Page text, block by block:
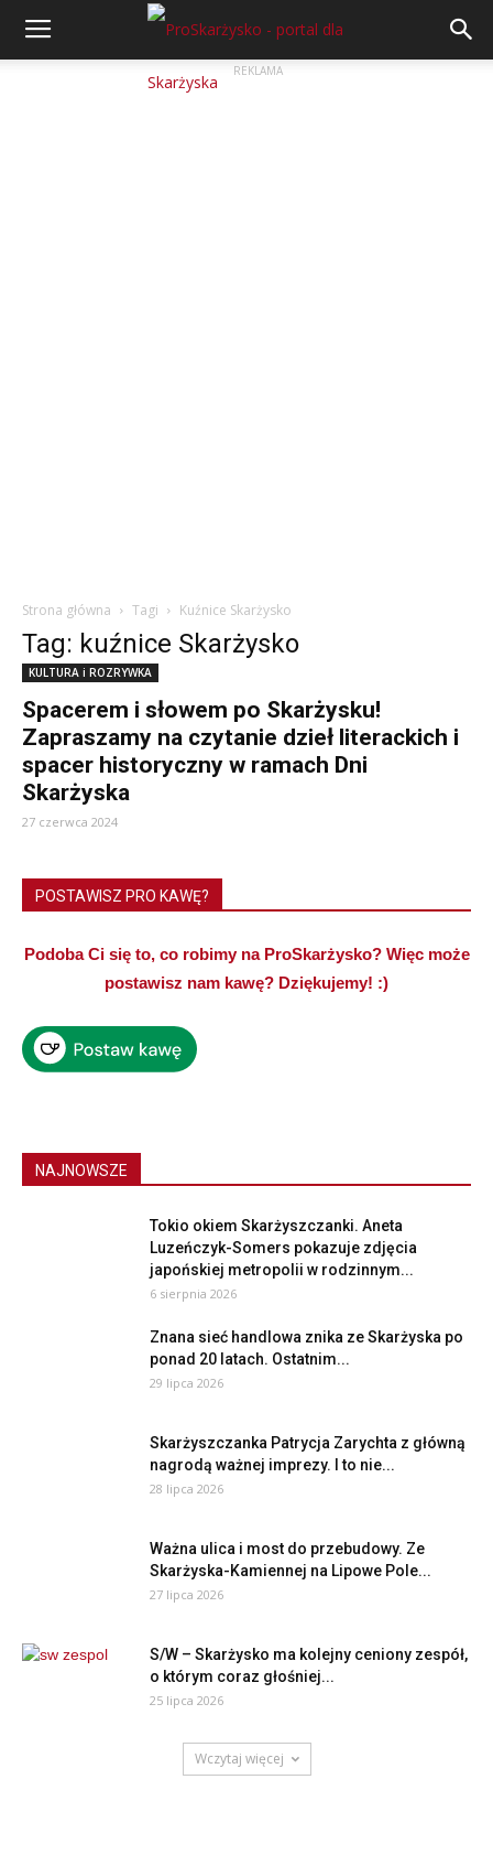
REKLAMA
Strona główna Tagi Kuźnice Skarżysko
Tag: kuźnice Skarżysko
KULTURA i ROZRYWKA
Spacerem i słowem po Skarżysku!
Zapraszamy na czytanie dzieł literackich i
spacer historyczny w ramach Dni
Skarżyska
27 czerwca 2024
POSTAWISZ PRO KAWĘ?
Podoba Ci się to, co robimy na ProSkarżysko? Więc może
postawisz nam kawę? Dziękujemy! :)
NAJNOWSZE
Tokio okiem Skarżyszczanki. Aneta
Luzeńczyk-Somers pokazuje zdjęcia
japońskiej metropolii w rodzinnym...
6 sierpnia 2026
Znana sieć handlowa znika ze Skarżyska po
ponad 20 latach. Ostatnim...
29 lipca 2026
Skarżyszczanka Patrycja Zarychta z główną
nagrodą ważnej imprezy. I to nie...
28 lipca 2026
Ważna ulica i most do przebudowy. Ze
Skarżyska-Kamiennej na Lipowe Pole...
27 lipca 2026
S/W – Skarżysko ma kolejny ceniony zespół,
o którym coraz głośniej...
25 lipca 2026
Wczytaj więcej